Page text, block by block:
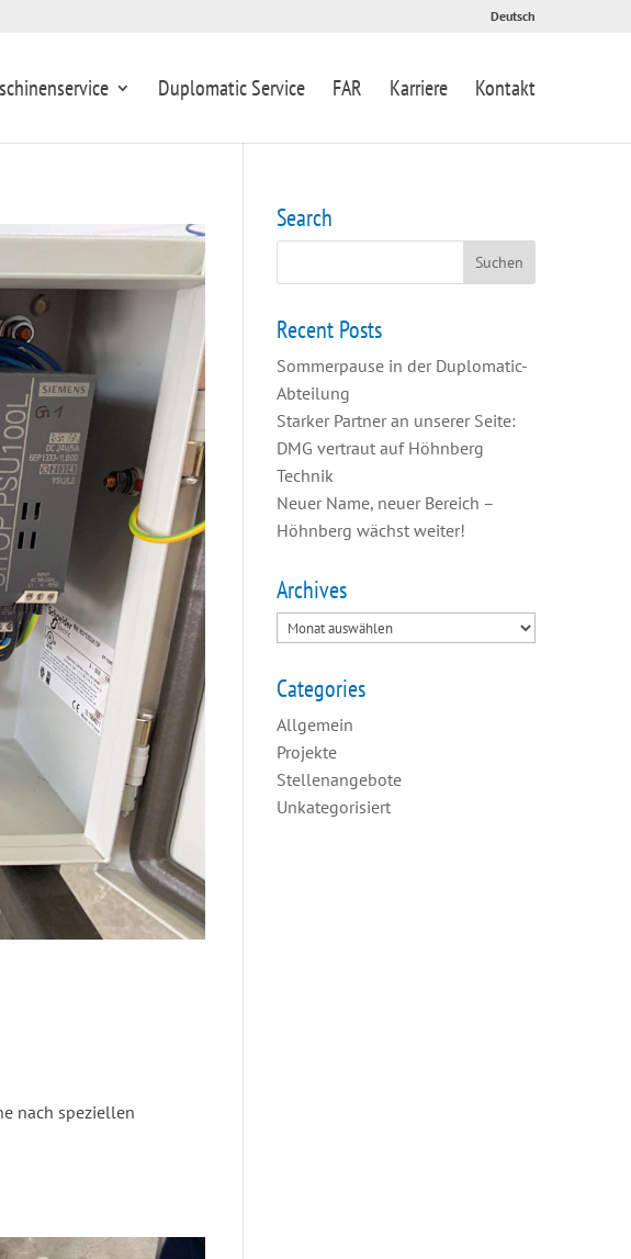
Deutsch
Duplomatic Service FAR Karriere Kontakt
nach speziellen
Search
Recent Posts
Sommerpause in der Duplomatic-
Abteilung
Starker Partner an unserer Seite:
DMG vertraut auf Höhnberg
Technik
Neuer Name, neuer Bereich –
Höhnberg wächst weiter!
Archives
Categories
Allgemein
Projekte
Stellenangebote
Unkategorisiert